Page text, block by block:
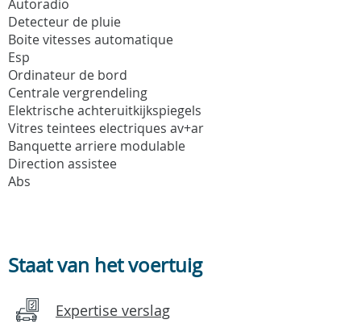
Autoradio
Detecteur de pluie
Boite vitesses automatique
Esp
Ordinateur de bord
Centrale vergrendeling
Elektrische achteruitkijkspiegels
Vitres teintees electriques av+ar
Banquette arriere modulable
Direction assistee
Abs
Staat van het voertuig
Expertise verslag